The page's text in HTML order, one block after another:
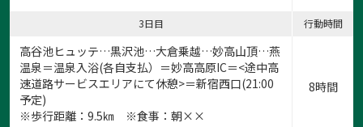
3日目 行動時間
高谷池ヒュッテ…黒沢池…大倉乗越…妙高山頂…燕
温泉＝温泉入浴(各自支払）＝妙高高原IC＝<途中高
速道路サービスエリアにて休憩>＝新宿西口(21:00
予定)
※歩行距離：9.5㎞ ※食事：朝××
8時間